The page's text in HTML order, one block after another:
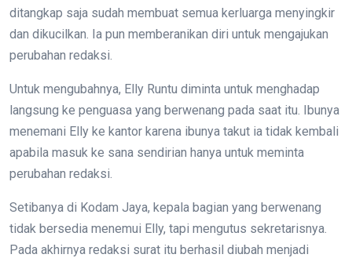
ditangkap saja sudah membuat semua kerluarga menyingkir
dan dikucilkan. Ia pun memberanikan diri untuk mengajukan
perubahan redaksi.
Untuk mengubahnya, Elly Runtu diminta untuk menghadap
langsung ke penguasa yang berwenang pada saat itu. Ibunya
menemani Elly ke kantor karena ibunya takut ia tidak kembali
apabila masuk ke sana sendirian hanya untuk meminta
perubahan redaksi.
Setibanya di Kodam Jaya, kepala bagian yang berwenang
tidak bersedia menemui Elly, tapi mengutus sekretarisnya.
Pada akhirnya redaksi surat itu berhasil diubah menjadi